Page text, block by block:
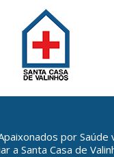
por Saúde
a Santa Casa de